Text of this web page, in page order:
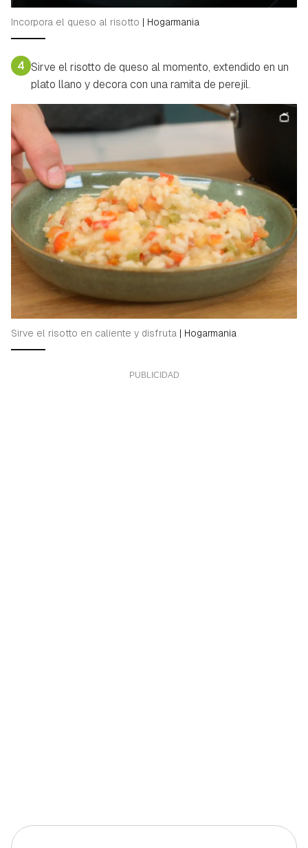
Incorpora el queso al risotto | Hogarmania
4 Sirve el risotto de queso al momento, extendido en un
plato llano y decora con una ramita de perejil.
Sirve el risotto en caliente y disfruta | Hogarmania